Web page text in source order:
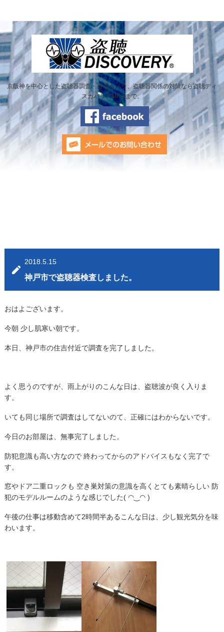
京阪神を中心とした盗聴器調査・盗撮カメラ、盗聴器関係の対策なら盗聴ディ
スカバリーMKGまで。
2018.5.15
神戸市で盗聴器検査しました。
おはよございます。
今朝 少し肌寒い朝です。
本日、神戸市の住吉付近で調査を完了しました。
よく思うのですが、雨上がりのこんな日は、盗聴波が良く入りま
す。
いても同じ場所で調査はしてないのて、正確にはわからないです。
今日のお部屋は、無事完了しました。
防犯意識も高い方なので 終わってからのアドバイスもなく完了で
す。
窓やドア二重ロックも 空き巣対策の意識を高くとても素晴らしい 防
犯のモデルルームのような感じでした( ◠‿◠ )
午後の仕事は移動含めて2時間半あるこんな日は、少し観光気分を味
わいます。